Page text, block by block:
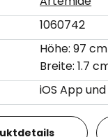
1060742
Höhe: 97 cm
Breite: 1.7
iOS App